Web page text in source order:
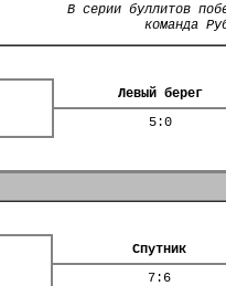
В серии буллитов
команда
Левый берег
5:0
Спутник
7:6